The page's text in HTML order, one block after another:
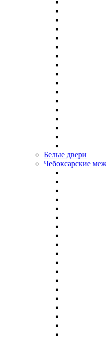
Белые двери
Чебоксарские